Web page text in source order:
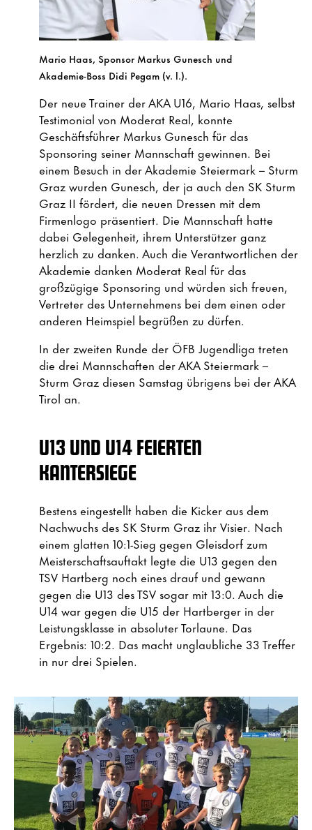
Mario Haas, Sponsor Markus Gunesch und
Akademie-Boss Didi Pegam (v. l.).
Der neue Trainer der AKA U16, Mario Haas, selbst
Testimonial von Moderat Real, konnte
Geschäftsführer Markus Gunesch für das
Sponsoring seiner Mannschaft gewinnen. Bei
einem Besuch in der Akademie Steiermark – Sturm
Graz wurden Gunesch, der ja auch den SK Sturm
Graz II fördert, die neuen Dressen mit dem
Firmenlogo präsentiert. Die Mannschaft hatte
dabei Gelegenheit, ihrem Unterstützer ganz
herzlich zu danken. Auch die Verantwortlichen der
Akademie danken Moderat Real für das
großzügige Sponsoring und würden sich freuen,
Vertreter des Unternehmens bei dem einen oder
anderen Heimspiel begrüßen zu dürfen.
In der zweiten Runde der ÖFB Jugendliga treten
die drei Mannschaften der AKA Steiermark –
Sturm Graz diesen Samstag übrigens bei der AKA
Tirol an.
U13 UND U14 FEIERTEN
KANTERSIEGE
Bestens eingestellt haben die Kicker aus dem
Nachwuchs des SK Sturm Graz ihr Visier. Nach
einem glatten 10:1-Sieg gegen Gleisdorf zum
Meisterschaftsauftakt legte die U13 gegen den
TSV Hartberg noch eines drauf und gewann
gegen die U13 des TSV sogar mit 13:0. Auch die
U14 war gegen die U15 der Hartberger in der
Leistungsklasse in absoluter Torlaune. Das
Ergebnis: 10:2. Das macht unglaubliche 33 Treffer
in nur drei Spielen.